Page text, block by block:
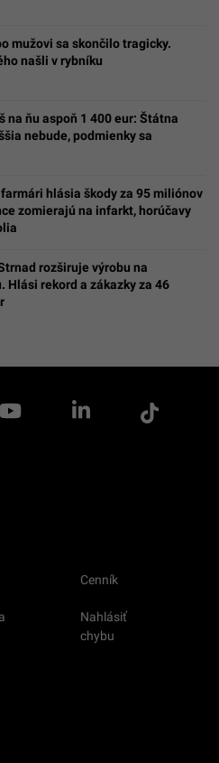
mužovi sa skončilo tragicky.
našli v rybníku
na ňu aspoň 1 400 eur: Štátna
nebude, podmienky sa
hlásia škody za 95 miliónov
zomierajú na infarkt, horúčavy
rozširuje výrobu na
Hlási rekord a zákazky za 46
Cenník
Nahlásiť
chybu